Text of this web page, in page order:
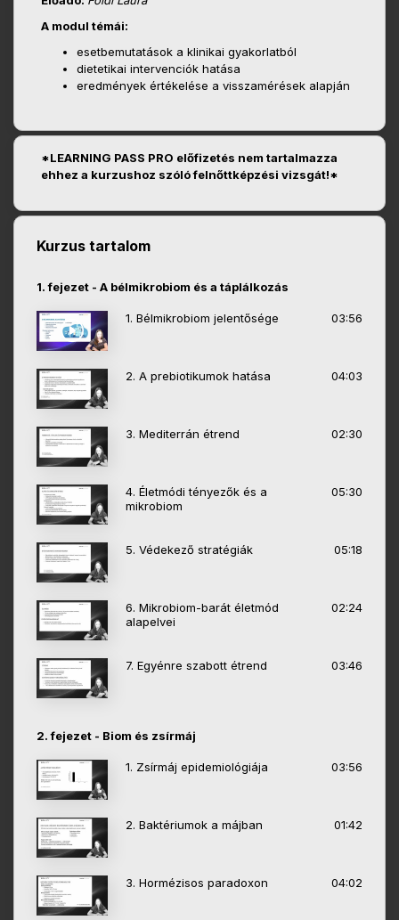
A modul témái:
esetbemutatások a klinikai gyakorlatból
dietetikai intervenciók hatása
eredmények értékelése a visszamérések alapján
*LEARNING PASS PRO előfizetés nem tartalmazza
ehhez a kurzushoz szóló felnőttképzési vizsgát!*
Kurzus tartalom
1. fejezet - A bélmikrobiom és a táplálkozás
1. Bélmikrobiom jelentősége 03:56
2. A prebiotikumok hatása 04:03
3. Mediterrán étrend 02:30
4. Életmódi tényezők és a
mikrobiom
05:30
5. Védekező stratégiák 05:18
6. Mikrobiom-barát életmód
alapelvei
02:24
7. Egyénre szabott étrend 03:46
2. fejezet - Biom és zsírmáj
1. Zsírmáj epidemiológiája 03:56
2. Baktériumok a májban 01:42
3. Hormézisos paradoxon 04:02